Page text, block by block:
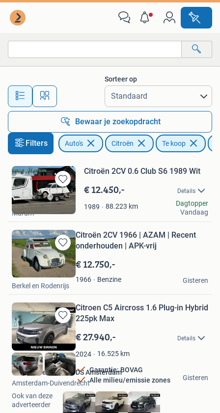
Alle afstanden…
Sorteer op
Bewaar je zoekopdracht
Filters Auto's Citroën Te koop
Bewaren
in
Mijn
Favorieten
Citroën 2CV 0.6 Club S6 1989 Wit
€ 12.450,- Details
1989 88.223 km
Ben
Marum
Dagtopper
Vandaag
Bewaren
in
Mijn
Favorieten
Citroën 2CV 1966 | AZAM | Recent
onderhouden | APK-vrij
€ 12.750,-
1966 Benzine
Thomas
Berkel en Rodenrijs
Gisteren
Bewaren
in
Mijn
Favorieten
Citroen C5 Aircross 1.6 Plug-in Hybrid
225pk Max
€ 27.940,- Details
2024 16.525 km
Garantie: BOVAG
Alle milieu/emissie zones
Van Mossel Citroën/DS Amsterdam
Amsterdam-Duivendrecht
Gisteren
Ook van deze
adverteerder